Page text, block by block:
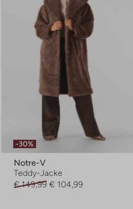
-30%
Notre-V
Teddy-Jacke
€ 149,99 € 104,99